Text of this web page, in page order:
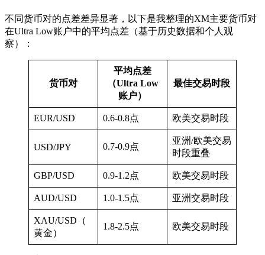
不同货币对的点差差异显著，以下是我整理的XM主要货币对
在Ultra Low账户中的平均点差（基于历史数据和个人观
察）：
货币对
平均点差
（Ultra Low
账户）
最佳交易时段
EUR/USD 0.6-0.8点 欧美交易时段
USD/JPY 0.7-0.9点
亚洲/欧美交易
时段重叠
GBP/USD 0.9-1.2点 欧美交易时段
AUD/USD 1.0-1.5点 亚洲交易时段
XAU/USD（
黄金）
1.8-2.5点 欧美交易时段